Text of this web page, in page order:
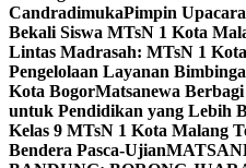
CandradimukaPimpin
Bekali Siswa MTsN 1 Kota
Lintas Madrasah: MTsN 1
Pengelolaan Layanan
Kota BogorMatsanewa
untuk Pendidikan yang Lebih
Kelas 9 MTsN 1 Kota Malang
Bendera Pasca-Ujian